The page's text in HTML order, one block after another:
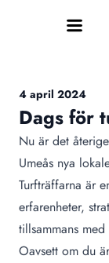
4 april 2024
Dags för
Nu är det
Umeås nya
Turfträffarna är
erfarenheter,
tillsammans
Oavsett om du